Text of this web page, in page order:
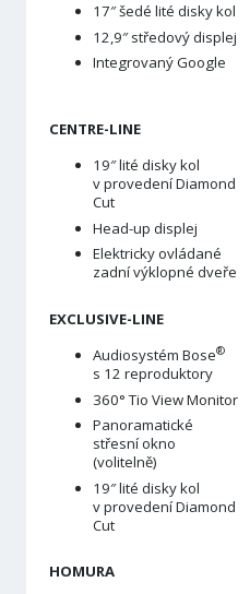
17″ šedé lité disky kol
12,9″ středový displej
Integrovaný Google
CENTRE-LINE
19″ lité disky kol
v provedení Diamond
Cut
Head-up displej
Elektricky ovládané
zadní výklopné dveře
EXCLUSIVE-LINE
Audiosystém Bose®
s 12 reproduktory
360° Tio View Monitor
Panoramatické
střesní okno
(volitelně)
19″ lité disky kol
v provedení Diamond
Cut
HOMURA